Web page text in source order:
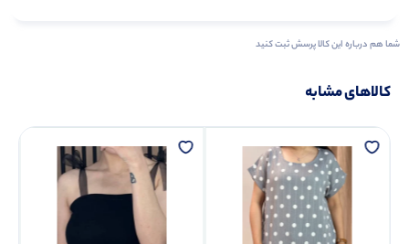
شما هم درباره این کالا پرسش ثبت کنید
کالاهای مشابه